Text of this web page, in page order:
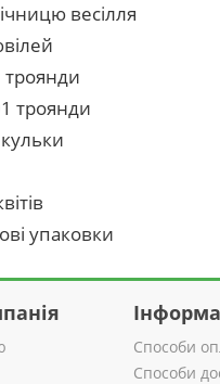
весілля
троянди
троянди
упаковки
Способи
Способи